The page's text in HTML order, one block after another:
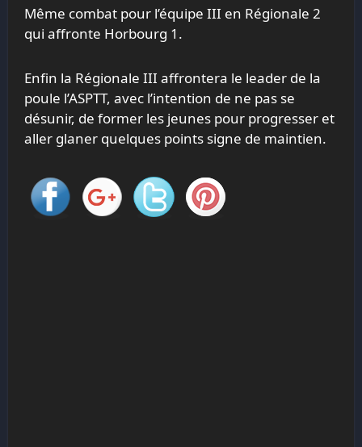
Même combat pour l’équipe III en Régionale 2
qui affronte Horbourg 1.
Enfin la Régionale III affrontera le leader de la
poule l’ASPTT, avec l’intention de ne pas se
désunir, de former les jeunes pour progresser et
aller glaner quelques points signe de maintien.